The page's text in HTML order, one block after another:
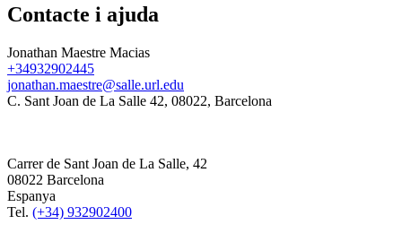
Contacte i ajuda
Jonathan Maestre Macias
+34932902445
jonathan.maestre@salle.url.edu
C. Sant Joan de La Salle 42, 08022, Barcelona
Carrer de Sant Joan de La Salle, 42
08022 Barcelona
Espanya
Tel. (+34) 932902400